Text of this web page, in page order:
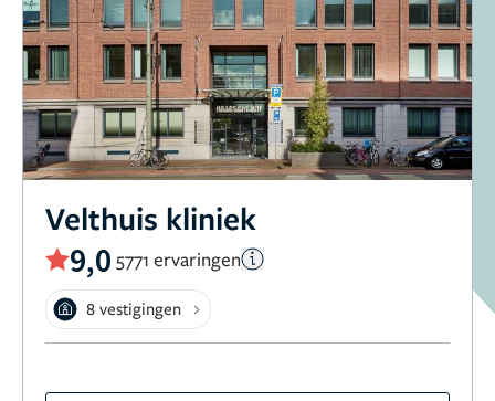
Velthuis kliniek
9,0 5771 ervaringen
8 vestigingen